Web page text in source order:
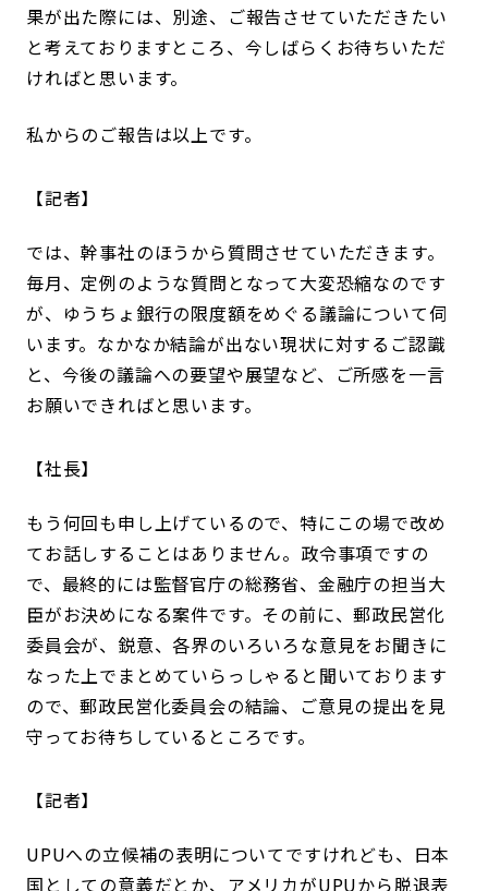
果が出た際には、別途、ご報告させていただきたい
と考えておりますところ、今しばらくお待ちいただ
ければと思います。
私からのご報告は以上です。
記者
では、幹事社のほうから質問させていただきます。
毎月、定例のような質問となって大変恐縮なのです
が、ゆうちょ銀行の限度額をめぐる議論について伺
います。なかなか結論が出ない現状に対するご認識
と、今後の議論への要望や展望など、ご所感を一言
お願いできればと思います。
社長
もう何回も申し上げているので、特にこの場で改め
てお話しすることはありません。政令事項ですの
で、最終的には監督官庁の総務省、金融庁の担当大
臣がお決めになる案件です。その前に、郵政民営化
委員会が、鋭意、各界のいろいろな意見をお聞きに
なった上でまとめていらっしゃると聞いております
ので、郵政民営化委員会の結論、ご意見の提出を見
守ってお待ちしているところです。
記者
UPUへの立候補の表明についてですけれども、日本
国としての意義だとか、アメリカがUPUから脱退表